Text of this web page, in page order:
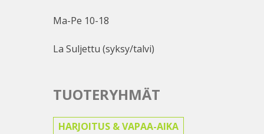
Ma-Pe 10-18
La Suljettu (syksy/talvi)
TUOTERYHMÄT
HARJOITUS & VAPAA-AIKA